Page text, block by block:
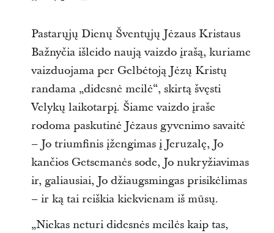
Pastarųjų Dienų Šventųjų Jėzaus Kristaus
Bažnyčia išleido naują vaizdo įrašą, kuriame
vaizduojama per Gelbėtoją Jėzų Kristų
randama „didesnė meilė“, skirtą švęsti
Velykų laikotarpį. Šiame vaizdo įraše
rodoma paskutinė Jėzaus gyvenimo savaitė
– Jo triumfinis įžengimas į Jeruzalę, Jo
kančios Getsemanės sode, Jo nukryžiavimas
ir, galiausiai, Jo džiaugsmingas prisikėlimas
– ir ką tai reiškia kiekvienam iš mūsų.
„Niekas neturi didesnės meilės kaip tas,